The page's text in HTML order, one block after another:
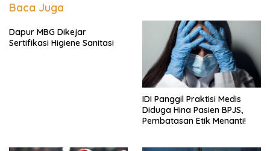
Baca Juga
Dapur MBG Dikejar
Sertifikasi Higiene Sanitasi
IDI Panggil Praktisi Medis
Diduga Hina Pasien BPJS,
Pembatasan Etik Menanti!